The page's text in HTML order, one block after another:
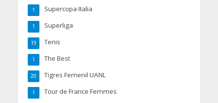
Supercopa Italia
1
Superliga
1
Tenis
19
The Best
1
Tigres Femenil UANL
20
Tour de France Femmes
1